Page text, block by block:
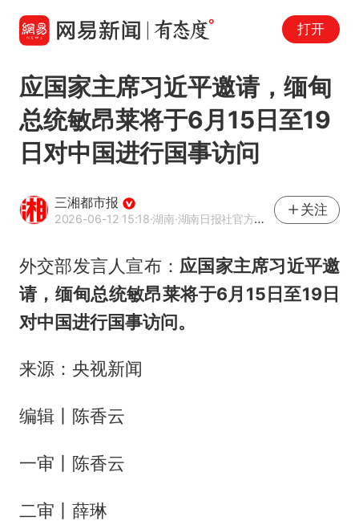
打开
应国家主席习近平邀请，缅甸
总统敏昂莱将于6月15日至19
日对中国进行国事访问
三湘都市报
2026-06-12 15:18·湖南·湖南日报社官方网易号
关注
外交部发言人宣布： 应国家主席习近平邀
请，缅甸总统敏昂莱将于6月15日至19日
对中国进行国事访问。
来源：央视新闻
编辑丨陈香云
一审丨陈香云
二审丨薛琳